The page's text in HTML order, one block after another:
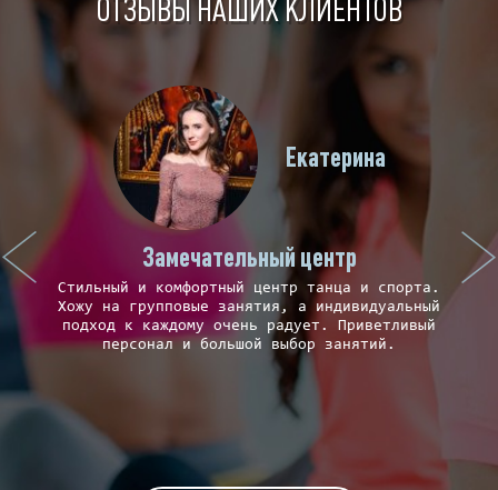
ОТЗЫВЫ НАШИХ КЛИЕНТОВ
Екатерина
Замечательный центр
Стильный и комфортный центр танца и спорта.
Хожу на групповые занятия, а индивидуальный
подход к каждому очень радует. Приветливый
персонал и большой выбор занятий.